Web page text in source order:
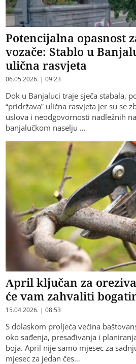
Potencijalna opasnost
vozače: Stablo u
ulična rasvjeta
06.05.2026. | 09:23
Dok u Banjaluci traje sječa stabala,
“pridržava” ulična rasvjeta jer su se
uslova i neodgovornosti nadležnih
banjalučkom naselju …
April ključan za
će vam zahvaliti
15.04.2026. | 08:53
S dolaskom proljeća većina
oko sađenja, presađivanja i
boja. April nije samo mjesec za
mjesec za jedan čes…